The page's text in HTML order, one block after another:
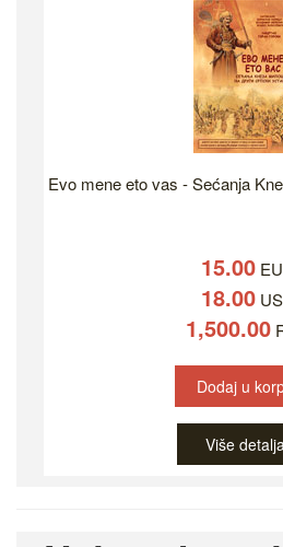
Evo mene eto vas - Sećanja
15.00
18.00
1,500.00
Dodaj u
Više